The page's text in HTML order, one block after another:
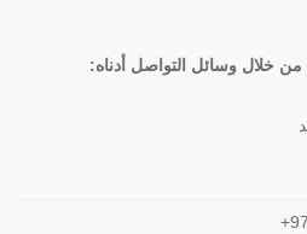
من خلال وسائل التواصل أدناه: